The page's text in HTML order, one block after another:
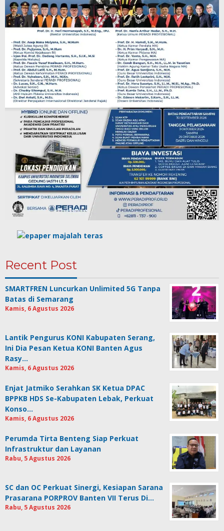
Recent Post
SMARTFREN Luncurkan Unlimited 5G Tanpa
Batas di Semarang
Kamis, 6 Agustus 2026
Lantik Pengurus KONI Kabupaten Serang,
Ini Dia Pesan Ketua KONI Banten Agus
Rasy…
Kamis, 6 Agustus 2026
Enjat Jatmiko Serahkan SK Ketua DPAC
BPPKB HDS Se-Kabupaten Lebak, Perkuat
Konso…
Kamis, 6 Agustus 2026
Perumda Tirta Benteng Siap Perkuat
Infrastruktur dan Layanan
Rabu, 5 Agustus 2026
SC dan OC Perkuat Sinergi, Kesiapan Sarana
Prasarana PORPROV Banten VII Terus Di…
Rabu, 5 Agustus 2026